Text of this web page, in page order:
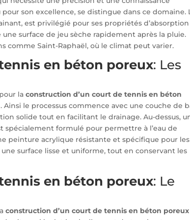
son excellence, se distingue dans ce domaine.
est privilégié pour ses propriétés
surface de jeu sèche rapidement après la pluie.
comme Saint-Raphaël, où le climat peut varier.
en béton poreux: Les
laconstruction d’un court de tennis en béton
Ainsi le processus commence avec une couche de
solide tout en facilitant le drainage. Au-dessus,
formulé pour permettre à l’eau de
peinture acrylique résistante et spécifique pour les
surface lisse et uniforme, tout en conservant les
en béton poreux: Le
construction d’un court de tennis en béton poreux